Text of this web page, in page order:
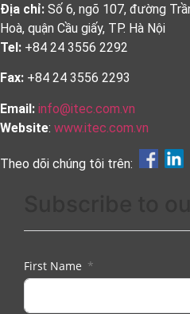
Địa chỉ: Số 6, ngõ 107, đường
Hoà, quận Cầu giấy, TP. Hà Nội
Tel: +84 24 3556 2292
Fax: +84 24 3556 2293
Email: info@itec.com.vn
Website: www.itec.com.vn
Theo dõi chúng tôi trên:
First Name